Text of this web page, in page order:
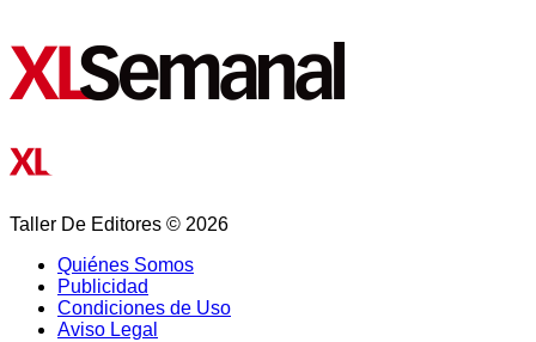
Taller De Editores © 2026
Quiénes Somos
Publicidad
Condiciones de Uso
Aviso Legal